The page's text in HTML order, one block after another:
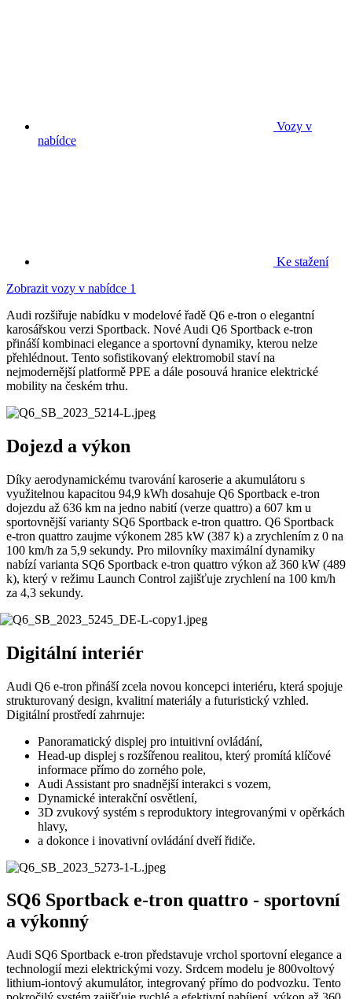
Vozy v
nabídce
Ke stažení
Zobrazit vozy v nabídce 1
Audi rozšiřuje nabídku v modelové řadě Q6 e-tron o elegantní
karosářskou verzi Sportback. Nové Audi Q6 Sportback e-tron
přináší kombinaci elegance a sportovní dynamiky, kterou nelze
přehlédnout. Tento sofistikovaný elektromobil staví na
nejmodernější platformě PPE a dále posouvá hranice elektrické
mobility na českém trhu.
Dojezd a výkon
Díky aerodynamickému tvarování karoserie a akumulátoru s
využitelnou kapacitou 94,9 kWh dosahuje Q6 Sportback e-tron
dojezdu až 636 km na jedno nabití (verze quattro) a 607 km u
sportovnější varianty SQ6 Sportback e-tron quattro. Q6 Sportback
e-tron quattro zaujme výkonem 285 kW (387 k) a zrychlením z 0 na
100 km/h za 5,9 sekundy. Pro milovníky maximální dynamiky
nabízí varianta SQ6 Sportback e-tron quattro výkon až 360 kW (489
k), který v režimu Launch Control zajišťuje zrychlení na 100 km/h
za 4,3 sekundy.
Digitální interiér
Audi Q6 e-tron přináší zcela novou koncepci interiéru, která spojuje
strukturovaný design, kvalitní materiály a futuristický vzhled.
Digitální prostředí zahrnuje:
Panoramatický displej pro intuitivní ovládání,
Head-up displej s rozšířenou realitou, který promítá klíčové
informace přímo do zorného pole,
Audi Assistant pro snadnější interakci s vozem,
Dynamické interakční osvětlení,
3D zvukový systém s reproduktory integrovanými v opěrkách
hlavy,
a dokonce i inovativní ovládání dveří řidiče.
SQ6 Sportback e-tron quattro - sportovní
a výkonný
Audi SQ6 Sportback e-tron představuje vrchol sportovní elegance a
technologií mezi elektrickými vozy. Srdcem modelu je 800voltový
lithium-iontový akumulátor, integrovaný přímo do podvozku. Tento